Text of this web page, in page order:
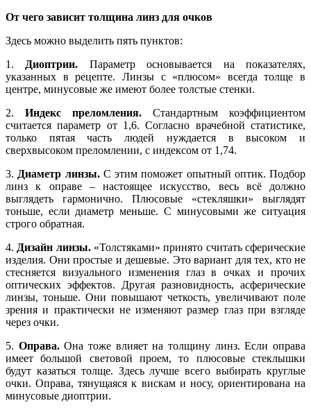
От чего зависит толщина линз для очков
Здесь можно выделить пять пунктов:
1. Диоптрии. Параметр основывается на показателях,
указанных в рецепте. Линзы с «плюсом» всегда толще в
центре, минусовые же имеют более толстые стенки.
2. Индекс преломления. Стандартным коэффициентом
считается параметр от 1,6. Согласно врачебной статистике,
только пятая часть людей нуждается в высоком и
сверхвысоком преломлении, с индексом от 1,74.
3. Диаметр линзы.С этим поможет опытный оптик. Подбор
линз к оправе – настоящее искусство, весь всё должно
выглядеть гармонично. Плюсовые «стекляшки» выглядят
тоньше, если диаметр меньше. С минусовыми же ситуация
строго обратная.
4. Дизайн линзы.«Толстяками» принято считать сферические
изделия. Они простые и дешевые. Это вариант для тех, кто не
стесняется визуального изменения глаз в очках и прочих
оптических эффектов. Другая разновидность, асферические
линзы, тоньше. Они повышают четкость, увеличивают поле
зрения и практически не изменяют размер глаз при взгляде
через очки.
5. Оправа.Она тоже влияет на толщину линз. Если оправа
имеет большой световой проем, то плюсовые стеклышки
будут казаться толще. Здесь лучше всего выбирать круглые
очки. Оправа, тянущаяся к вискам и носу, ориентирована на
минусовые диоптрии.